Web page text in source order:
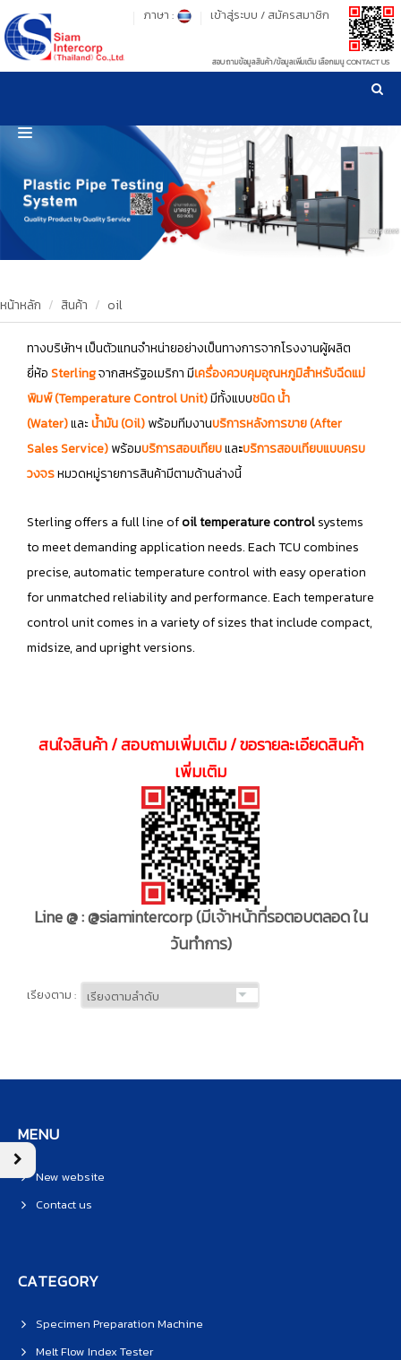
รู้ลึก รู้จริง เรื่องเครื่องมือทดสอบวัสดุ ! ยืน 1 เรื่องมาตรฐานการให้บริการ
เข้าสู่ระบบ / สมัครสมาชิก
ภาษา :
สอบถามข้อมูลสินค้า/ข้อมูลเพิ่มเติม เลือกเมนู CONTACT US
HOME
PRODUCT
OUR CLIENTS
OUR WORKS
CALIBRATION
CONTACT US
หน้าหลัก สินค้า oil
ทางบริษัทฯ เป็นตัวแทนจำหน่ายอย่างเป็นทางการจากโรงงานผู้ผลิต
ยี่ห้อ Sterlingจากสหรัฐอเมริกา มีเครื่องควบคุมอุณหภูมิสำหรับฉีดแม่
พิมพ์(Temperature Control Unit)มีทั้งแบบชนิด น้ำ
(Water)และน้ำมัน (Oil)พร้อมทีมงานบริการหลังการขาย (After
Sales Service)พร้อมบริการสอบเทียบและบริการสอบเทียบแบบครบ
วงจรหมวดหมู่รายการสินค้ามีตามด้านล่างนี้
Sterling offers a full line ofoil temperature controlsystems
to meet demanding application needs. Each TCU combines
precise, automatic temperature control with easy operation
for unmatched reliability and performance. Each temperature
control unit comes in a variety of sizes that include compact,
midsize, and upright versions.
สนใจสินค้า / สอบถามเพิ่มเติม / ขอรายละเอียดสินค้า
เพิ่มเติม
Line @ : @siamintercorp(มีเจ้าหน้าที่รอตอบตลอด ใน
วันทำการ)
เรียงตาม :
MENU
New website
Contact us
CATEGORY
Specimen Preparation Machine
Melt Flow Index Tester